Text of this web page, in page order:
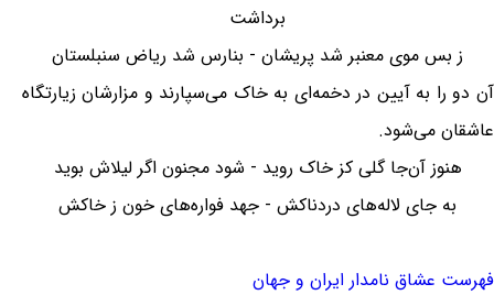
برداشت
ز بس موی معنبر شد پریشان - بنارس شد ریاض سنبلستان
آن دو را به آیین در دخمه‌ای به خاک می‌سپارند و مزارشان زیارتگاه
عاشقان می‌شود.
هنوز آن‌جا گلی کز خاک روید - شود مجنون اگر لیلاش بوید
به جای لاله‌های دردناکش - جهد فواره‌های خون ز خاکش
فهرست عشاق نامدار ایران و جهان